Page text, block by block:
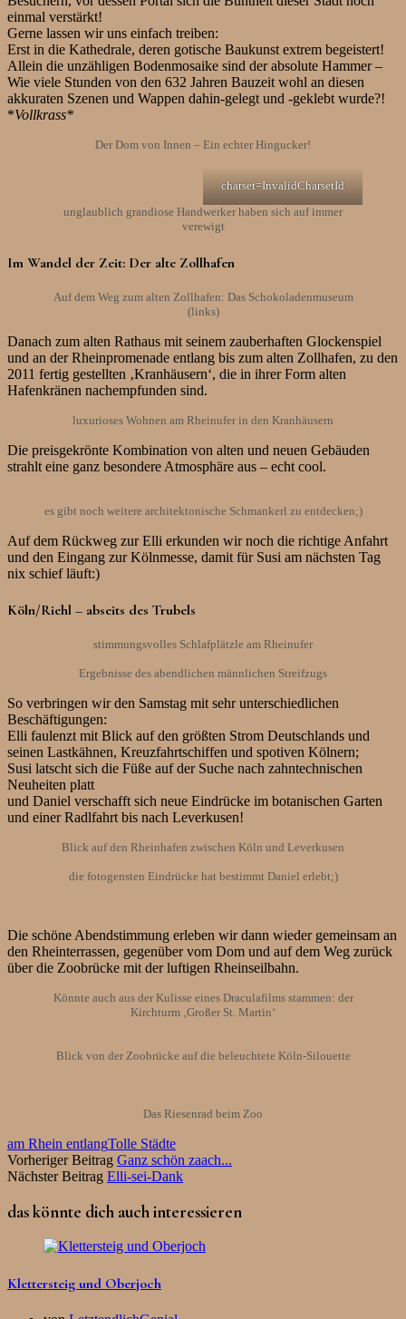
einmal verstärkt!
Gerne lassen wir uns einfach treiben:
Erst in die Kathedrale, deren gotische Baukunst extrem begeistert!
Allein die unzähligen Bodenmosaike sind der absolute Hammer –
Wie viele Stunden von den 632 Jahren Bauzeit wohl an diesen
akkuraten Szenen und Wappen dahin-gelegt und -geklebt wurde?!
*Vollkrass*
Der Dom von Innen – Ein echter Hingucker!
charset=InvalidCharsetId
unglaublich grandiose Handwerker haben sich auf immer
verewigt
Im Wandel der Zeit: Der alte Zollhafen
Auf dem Weg zum alten Zollhafen: Das Schokoladenmuseum
(links)
Danach zum alten Rathaus mit seinem zauberhaften Glockenspiel
und an der Rheinpromenade entlang bis zum alten Zollhafen, zu den
2011 fertig gestellten ‚Kranhäusern‘, die in ihrer Form alten
Hafenkränen nachempfunden sind.
luxurioses Wohnen am Rheinufer in den Kranhäusern
Die preisgekrönte Kombination von alten und neuen Gebäuden
strahlt eine ganz besondere Atmosphäre aus – echt cool.
es gibt noch weitere architektonische Schmankerl zu entdecken;)
Auf dem Rückweg zur Elli erkunden wir noch die richtige Anfahrt
und den Eingang zur Kölnmesse, damit für Susi am nächsten Tag
nix schief läuft:)
Köln/Riehl – abseits des Trubels
stimmungsvolles Schlafplätzle am Rheinufer
Ergebnisse des abendlichen männlichen Streifzugs
So verbringen wir den Samstag mit sehr unterschiedlichen
Beschäftigungen:
Elli faulenzt mit Blick auf den größten Strom Deutschlands und
seinen Lastkähnen, Kreuzfahrtschiffen und spotiven Kölnern;
Susi latscht sich die Füße auf der Suche nach zahntechnischen
Neuheiten platt
und Daniel verschafft sich neue Eindrücke im botanischen Garten
und einer Radlfahrt bis nach Leverkusen!
Blick auf den Rheinhafen zwischen Köln und Leverkusen
die fotogensten Eindrücke hat bestimmt Daniel erlebt;)
Die schöne Abendstimmung erleben wir dann wieder gemeinsam an
den Rheinterrassen, gegenüber vom Dom und auf dem Weg zurück
über die Zoobrücke mit der luftigen Rheinseilbahn.
Könnte auch aus der Kulisse eines Draculafilms stammen: der
Kirchturm ‚Großer St. Martin‘
Blick von der Zoobrücke auf die beleuchtete Köln-Silouette
Das Riesenrad beim Zoo
am Rhein entlangTolle Städte
Vorheriger Beitrag Ganz schön zaach...
Nächster Beitrag Elli-sei-Dank
das könnte dich auch interessieren
Klettersteig und Oberjoch